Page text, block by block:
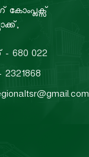
കോംപ്ലക്സ്
680 022